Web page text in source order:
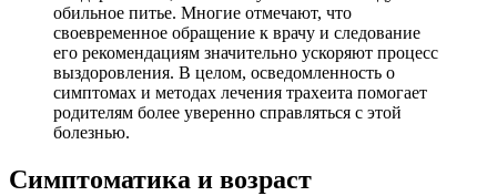
обильное питье. Многие отмечают, что
своевременное обращение к врачу и следование
его рекомендациям значительно ускоряют процесс
выздоровления. В целом, осведомленность о
симптомах и методах лечения трахеита помогает
родителям более уверенно справляться с этой
болезнью.
Симптоматика и возраст